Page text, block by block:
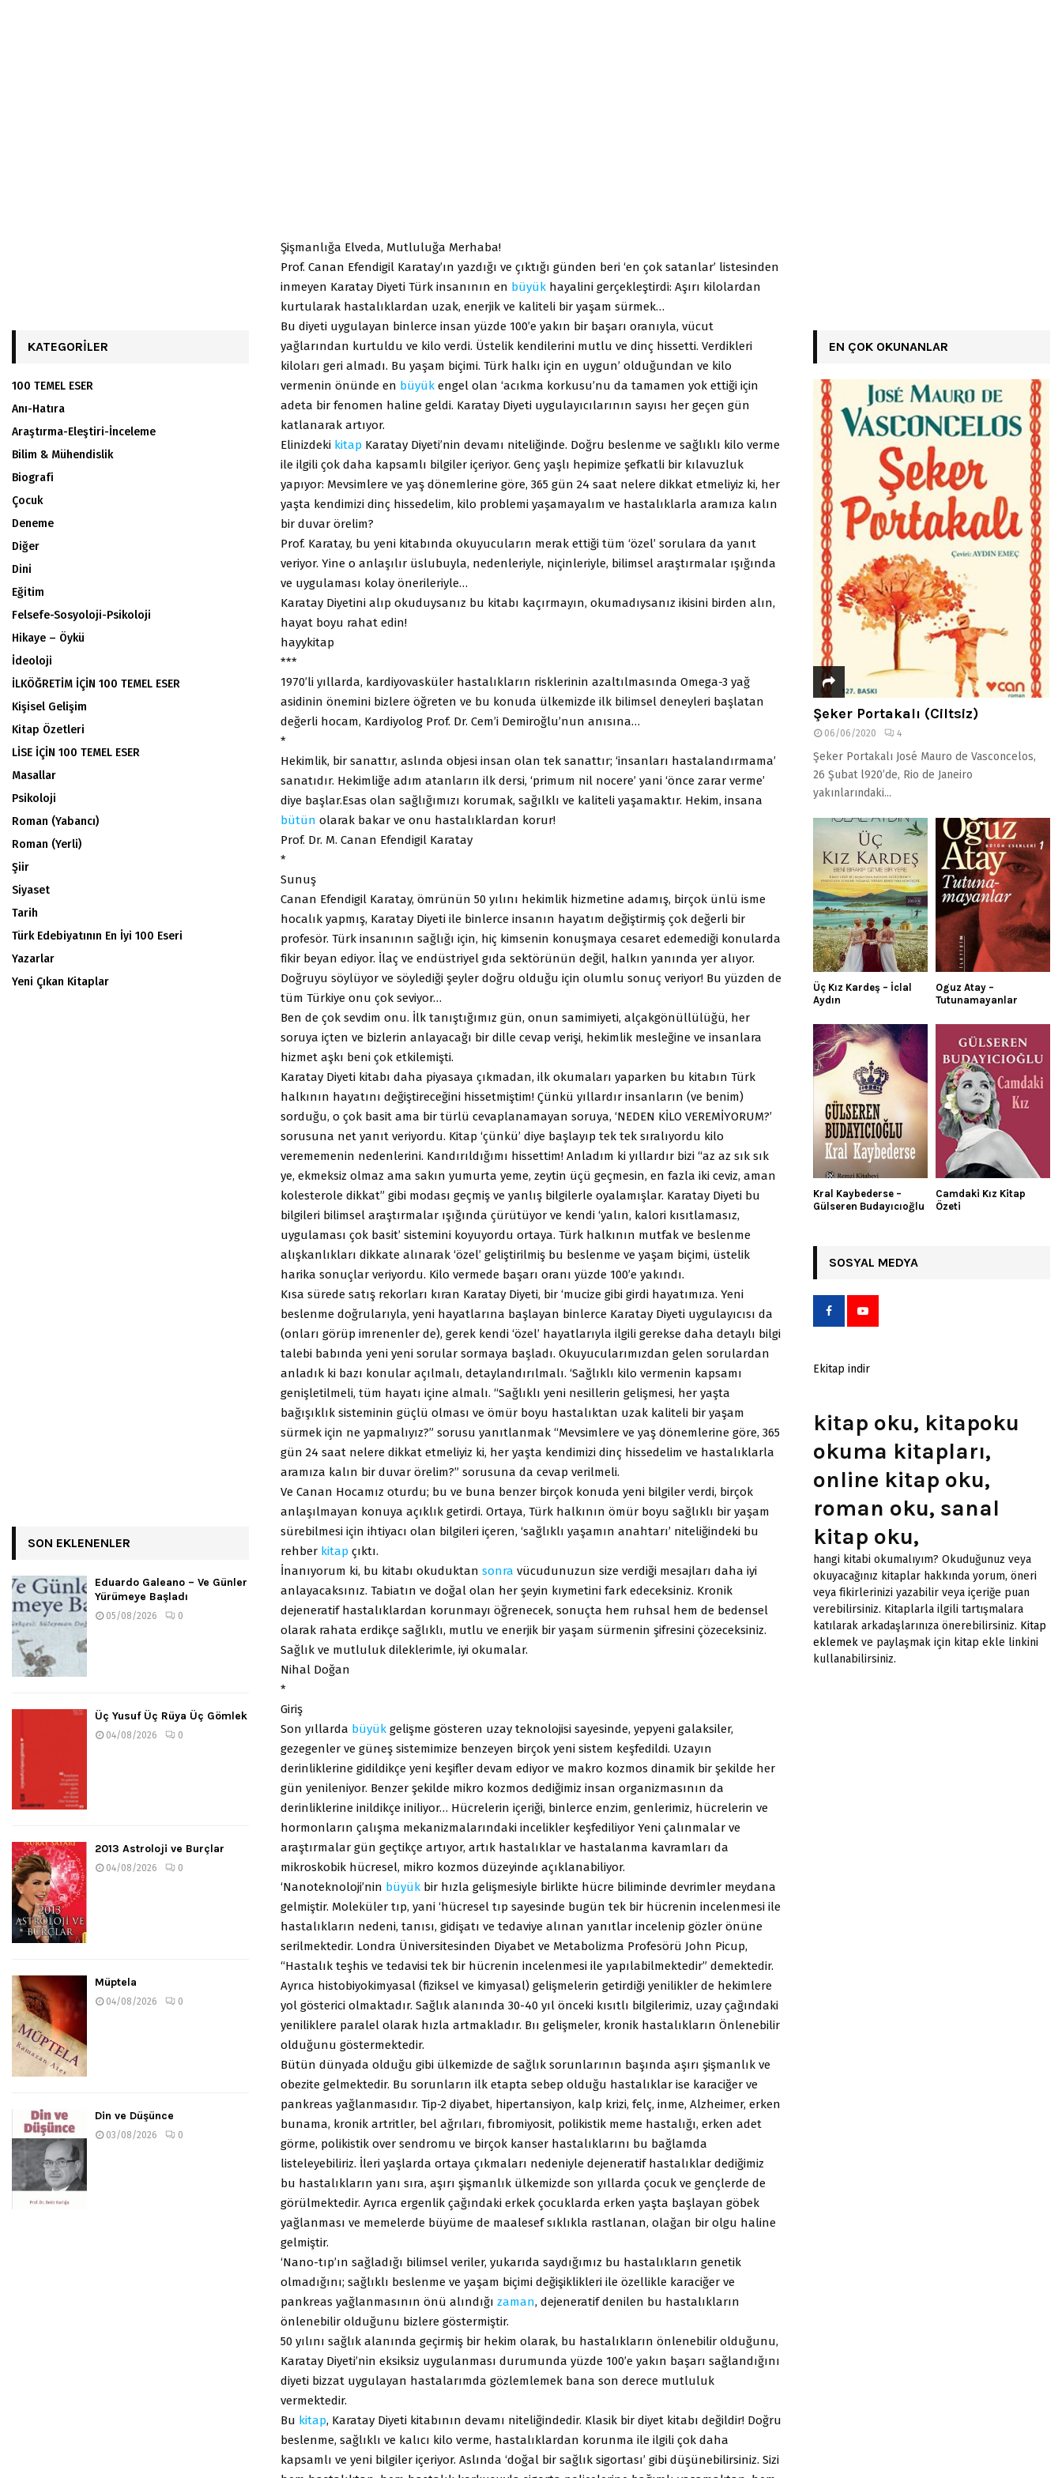
Şişmanlığa Elveda, Mutluluğa Merhaba!
Prof. Canan Efendigil Karatay’ın yazdığı ve çıktığı günden beri ‘en çok satanlar’ listesinden
inmeyen Karatay Diyeti Türk insanının en büyük hayalini gerçekleştirdi: Aşırı kilolardan
kurtularak hastalıklardan uzak, enerjik ve kaliteli bir yaşam sürmek…
Bu diyeti uygulayan binlerce insan yüzde 100’e yakın bir başarı oranıyla, vücut
yağlarından kurtuldu ve kilo verdi. Üstelik kendilerini mutlu ve dinç hissetti. Verdikleri
kiloları geri almadı. Bu yaşam biçimi. Türk halkı için en uygun’ olduğundan ve kilo
vermenin önünde en büyük engel olan ‘acıkma korkusu’nu da tamamen yok ettiği için
adeta bir fenomen haline geldi. Karatay Diyeti uygulayıcılarının sayısı her geçen gün
katlanarak artıyor.
Elinizdeki kitap Karatay Diyeti’nin devamı niteliğinde. Doğru beslenme ve sağlıklı kilo verme
ile ilgili çok daha kapsamlı bilgiler içeriyor. Genç yaşlı hepimize şefkatli bir kılavuzluk
yapıyor: Mevsimlere ve yaş dönemlerine göre, 365 gün 24 saat nelere dikkat etmeliyiz ki, her
yaşta kendimizi dinç hissedelim, kilo problemi yaşamayalım ve hastalıklarla aramıza kalın
bir duvar örelim?
Prof. Karatay, bu yeni kitabında okuyucuların merak ettiği tüm ‘özel’ sorulara da yanıt
veriyor. Yine o anlaşılır üslubuyla, nedenleriyle, niçinleriyle, bilimsel araştırmalar ışığında
ve uygulaması kolay önerileriyle…
Karatay Diyetini alıp okuduysanız bu kitabı kaçırmayın, okumadıysanız ikisini birden alın,
hayat boyu rahat edin!
hayykitap
***
1970’li yıllarda, kardiyovasküler hastalıkların risklerinin azaltılmasında Omega-3 yağ
asidinin önemini bizlere öğreten ve bu konuda ülkemizde ilk bilimsel deneyleri başlatan
değerli hocam, Kardiyolog Prof. Dr. Cem’i Demiroğlu’nun anısına…
*
Hekimlik, bir sanattır, aslında objesi insan olan tek sanattır; ‘insanları hastalandırmama’
sanatıdır. Hekimliğe adım atanların ilk dersi, ‘primum nil nocere’ yani ‘önce zarar verme’
diye başlar.Esas olan sağlığımızı korumak, sağılklı ve kaliteli yaşamaktır. Hekim, insana
bütün olarak bakar ve onu hastalıklardan korur!
Prof. Dr. M. Canan Efendigil Karatay
*
Sunuş
Canan Efendigil Karatay, ömrünün 50 yılını hekimlik hizmetine adamış, birçok ünlü isme
hocalık yapmış, Karatay Diyeti ile binlerce insanın hayatım değiştirmiş çok değerli bir
profesör. Türk insanının sağlığı için, hiç kimsenin konuşmaya cesaret edemediği konularda
fikir beyan ediyor. İlaç ve endüstriyel gıda sektörünün değil, halkın yanında yer alıyor.
Doğruyu söylüyor ve söylediği şeyler doğru olduğu için olumlu sonuç veriyor! Bu yüzden de
tüm Türkiye onu çok seviyor…
Ben de çok sevdim onu. İlk tanıştığımız gün, onun samimiyeti, alçakgönüllülüğü, her
soruya içten ve bizlerin anlayacağı bir dille cevap verişi, hekimlik mesleğine ve insanlara
hizmet aşkı beni çok etkilemişti.
Karatay Diyeti kitabı daha piyasaya çıkmadan, ilk okumaları yaparken bu kitabın Türk
halkının hayatını değiştireceğini hissetmiştim! Çünkü yıllardır insanların (ve benim)
sorduğu, o çok basit ama bir türlü cevaplanamayan soruya, ‘NEDEN KİLO VEREMİYORUM?’
sorusuna net yanıt veriyordu. Kitap ‘çünkü’ diye başlayıp tek tek sıralıyordu kilo
verememenin nedenlerini. Kandırıldığımı hissettim! Anladım ki yıllardır bizi “az az sık sık
ye, ekmeksiz olmaz ama sakın yumurta yeme, zeytin üçü geçmesin, en fazla iki ceviz, aman
kolesterole dikkat” gibi modası geçmiş ve yanlış bilgilerle oyalamışlar. Karatay Diyeti bu
bilgileri bilimsel araştırmalar ışığında çürütüyor ve kendi ‘yalın, kalori kısıtlamasız,
uygulaması çok basit’ sistemini koyuyordu ortaya. Türk halkının mutfak ve beslenme
alışkanlıkları dikkate alınarak ‘özel’ geliştirilmiş bu beslenme ve yaşam biçimi, üstelik
harika sonuçlar veriyordu. Kilo vermede başarı oranı yüzde 100’e yakındı.
Kısa sürede satış rekorları kıran Karatay Diyeti, bir ‘mucize gibi girdi hayatımıza. Yeni
beslenme doğrularıyla, yeni hayatlarına başlayan binlerce Karatay Diyeti uygulayıcısı da
(onları görüp imrenenler de), gerek kendi ‘özel’ hayatlarıyla ilgili gerekse daha detaylı bilgi
talebi babında yeni yeni sorular sormaya başladı. Okuyucularımızdan gelen sorulardan
anladık ki bazı konular açılmalı, detaylandırılmalı. ‘Sağlıklı kilo vermenin kapsamı
genişletilmeli, tüm hayatı içine almalı. “Sağlıklı yeni nesillerin gelişmesi, her yaşta
bağışıklık sisteminin güçlü olması ve ömür boyu hastalıktan uzak kaliteli bir yaşam
sürmek için ne yapmalıyız?” sorusu yanıtlanmak “Mevsimlere ve yaş dönemlerine göre, 365
gün 24 saat nelere dikkat etmeliyiz ki, her yaşta kendimizi dinç hissedelim ve hastalıklarla
aramıza kalın bir duvar örelim?” sorusuna da cevap verilmeli.
Ve Canan Hocamız oturdu; bu ve buna benzer birçok konuda yeni bilgiler verdi, birçok
anlaşılmayan konuya açıklık getirdi. Ortaya, Türk halkının ömür boyu sağlıklı bir yaşam
sürebilmesi için ihtiyacı olan bilgileri içeren, ‘sağlıklı yaşamın anahtarı’ niteliğindeki bu
rehber kitap çıktı.
İnanıyorum ki, bu kitabı okuduktan sonra vücudunuzun size verdiği mesajları daha iyi
anlayacaksınız. Tabiatın ve doğal olan her şeyin kıymetini fark edeceksiniz. Kronik
dejeneratif hastalıklardan korunmayı öğrenecek, sonuçta hem ruhsal hem de bedensel
olarak rahata erdikçe sağlıklı, mutlu ve enerjik bir yaşam sürmenin şifresini çözeceksiniz.
Sağlık ve mutluluk dileklerimle, iyi okumalar.
Nihal Doğan
*
Giriş
Son yıllarda büyük gelişme gösteren uzay teknolojisi sayesinde, yepyeni galaksiler,
gezegenler ve güneş sistemimize benzeyen birçok yeni sistem keşfedildi. Uzayın
derinliklerine gidildikçe yeni keşifler devam ediyor ve makro kozmos dinamik bir şekilde her
gün yenileniyor. Benzer şekilde mikro kozmos dediğimiz insan organizmasının da
derinliklerine inildikçe iniliyor… Hücrelerin içeriği, binlerce enzim, genlerimiz, hücrelerin ve
hormonların çalışma mekanizmalarındaki incelikler keşfediliyor Yeni çalınmalar ve
araştırmalar gün geçtikçe artıyor, artık hastalıklar ve hastalanma kavramları da
mikroskobik hücresel, mikro kozmos düzeyinde açıklanabiliyor.
‘Nanoteknoloji’nin büyük bir hızla gelişmesiyle birlikte hücre biliminde devrimler meydana
gelmiştir. Moleküler tıp, yani ‘hücresel tıp sayesinde bugün tek bir hücrenin incelenmesi ile
hastalıkların nedeni, tanısı, gidişatı ve tedaviye alınan yanıtlar incelenip gözler önüne
serilmektedir. Londra Üniversitesinden Diyabet ve Metabolizma Profesörü John Picup,
“Hastalık teşhis ve tedavisi tek bir hücrenin incelenmesi ile yapılabilmektedir” demektedir.
Ayrıca histobiyokimyasal (fiziksel ve kimyasal) gelişmelerin getirdiği yenilikler de hekimlere
yol gösterici olmaktadır. Sağlık alanında 30-40 yıl önceki kısıtlı bilgilerimiz, uzay çağındaki
yeniliklere paralel olarak hızla artmakladır. Bıı gelişmeler, kronik hastalıkların Önlenebilir
olduğunu göstermektedir.
Bütün dünyada olduğu gibi ülkemizde de sağlık sorunlarının başında aşırı şişmanlık ve
obezite gelmektedir. Bu sorunların ilk etapta sebep olduğu hastalıklar ise karaciğer ve
pankreas yağlanmasıdır. Tip-2 diyabet, hipertansiyon, kalp krizi, felç, inme, Alzheimer, erken
bunama, kronik artritler, bel ağrıları, fıbromiyosit, polikistik meme hastalığı, erken adet
görme, polikistik over sendromu ve birçok kanser hastalıklarını bu bağlamda
listeleyebiliriz. İleri yaşlarda ortaya çıkmaları nedeniyle dejeneratif hastalıklar dediğimiz
bu hastalıkların yanı sıra, aşırı şişmanlık ülkemizde son yıllarda çocuk ve gençlerde de
görülmektedir. Ayrıca ergenlik çağındaki erkek çocuklarda erken yaşta başlayan göbek
yağlanması ve memelerde büyüme de maalesef sıklıkla rastlanan, olağan bir olgu haline
gelmiştir.
‘Nano-tıp’ın sağladığı bilimsel veriler, yukarıda saydığımız bu hastalıkların genetik
olmadığını; sağlıklı beslenme ve yaşam biçimi değişiklikleri ile özellikle karaciğer ve
pankreas yağlanmasının önü alındığı zaman, dejeneratif denilen bu hastalıkların
önlenebilir olduğunu bizlere göstermiştir.
50 yılını sağlık alanında geçirmiş bir hekim olarak, bu hastalıkların önlenebilir olduğunu,
Karatay Diyeti’nin eksiksiz uygulanması durumunda yüzde 100’e yakın başarı sağlandığını
diyeti bizzat uygulayan hastalarımda gözlemlemek bana son derece mutluluk
vermektedir.
Bu kitap, Karatay Diyeti kitabının devamı niteliğindedir. Klasik bir diyet kitabı değildir! Doğru
beslenme, sağlıklı ve kalıcı kilo verme, hastalıklardan korunma ile ilgili çok daha
kapsamlı ve yeni bilgiler içeriyor. Aslında ‘doğal bir sağlık sigortası’ gibi düşünebilirsiniz. Sizi
KATEGORILER
100 TEMEL ESER
Anı-Hatıra
Araştırma-Eleştiri-İnceleme
Bilim & Mühendislik
Biografi
Çocuk
Deneme
Diğer
Dini
Eğitim
Felsefe-Sosyoloji-Psikoloji
Hikaye – Öykü
İdeoloji
İLKÖĞRETİM İÇİN 100 TEMEL ESER
Kişisel Gelişim
Kitap Özetleri
LİSE İÇİN 100 TEMEL ESER
Masallar
Psikoloji
Roman (Yabancı)
Roman (Yerli)
Şiir
Siyaset
Tarih
Türk Edebiyatının En İyi 100 Eseri
Yazarlar
Yeni Çıkan Kitaplar
SON EKLENENLER
Eduardo Galeano – Ve Günler
Yürümeye Başladı
05/08/2026 0
Üç Yusuf Üç Rüya Üç Gömlek
04/08/2026 0
2013 Astroloji ve Burçlar
04/08/2026 0
Müptela
04/08/2026 0
Din ve Düşünce
03/08/2026 0
EN ÇOK OKUNANLAR
Şeker Portakalı (Ciltsiz)
06/06/2020 4
Şeker Portakalı José Mauro de Vasconcelos,
26 Şubat l920’de, Rio de Janeiro
yakınlarındaki...
Üç Kız Kardeş – İclal
Aydın
Oguz Atay –
Tutunamayanlar
Kral Kaybederse –
Gülseren Budayıcıoğlu
Camdaki Kız Kitap
Özeti
SOSYAL MEDYA
Ekitap indir
kitap oku, kitapoku
okuma kitapları,
online kitap oku,
roman oku, sanal
kitap oku,
hangi kitabi okumalıyım? Okuduğunuz veya
okuyacağınız kitaplar hakkında yorum, öneri
veya fikirlerinizi yazabilir veya içeriğe puan
verebilirsiniz. Kitaplarla ilgili tartışmalara
katılarak arkadaşlarınıza önerebilirsiniz. Kitap
eklemek ve paylaşmak için kitap ekle linkini
kullanabilirsiniz.